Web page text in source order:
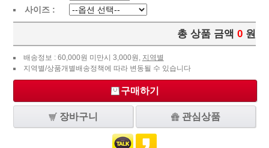
사이즈 :
총 상품 금액 0 원
배송정보 : 60,000원 미만시 3,000원, 지역별
지역별/상품개별배송정책에 따라 변동될 수 있습니다
구매하기
장바구니 관심상품